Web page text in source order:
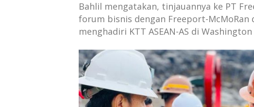
Bahlil mengatakan, tinjauannya ke PT
forum bisnis dengan Freeport-McMoRan
menghadiri KTT ASEAN-AS di